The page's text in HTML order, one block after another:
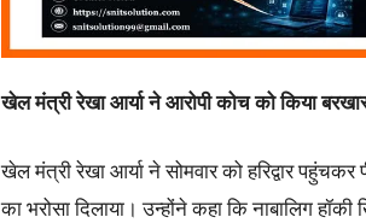
खेल मंत्री रेखा आर्या ने आरोपी कोच को किया
खेल मंत्री रेखा आर्या ने सोमवार को हरिद्वार
का भरोसा दिलाया। उन्होंने कहा कि नाबालिग